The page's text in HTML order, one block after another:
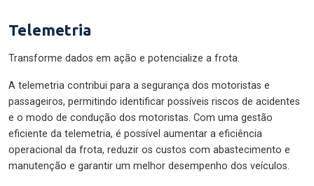
Telemetria
Transforme dados em ação e potencialize a frota.
A telemetria contribui para a segurança dos motoristas e
passageiros, permitindo identificar possíveis riscos de acidentes
e o modo de condução dos motoristas. Com uma gestão
eficiente da telemetria, é possível aumentar a eficiência
operacional da frota, reduzir os custos com abastecimento e
manutenção e garantir um melhor desempenho dos veículos.